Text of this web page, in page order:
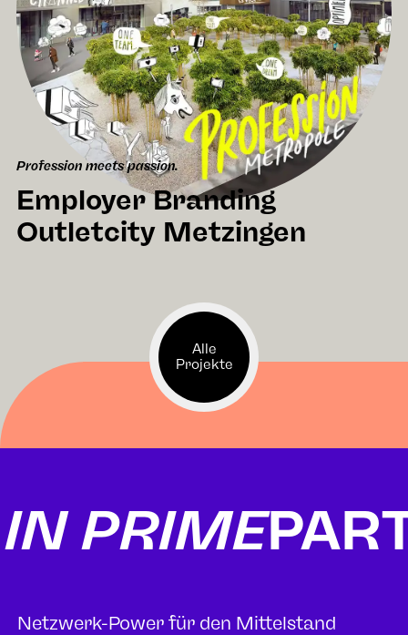
Profession meets passion.
Employer Branding
Outletcity Metzingen
Alle
Projekte
PRIME
Netzwerk-Power für den Mittelstand